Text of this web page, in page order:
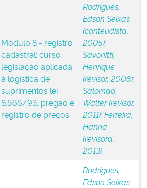
Módulo 8 - registro
cadastral: curso
legislação aplicada
à logística de
suprimentos lei
8.666/93, pregão e
registro de preços
Rodrigues,
Edson Seixas
(conteudista,
2005);
Savonitti,
Henrique
(revisor, 2008);
Salomão,
Walter (revisor,
2011);Ferreira,
Hanna
(revisora,
2013)
Rodrigues,
Edson Seixas